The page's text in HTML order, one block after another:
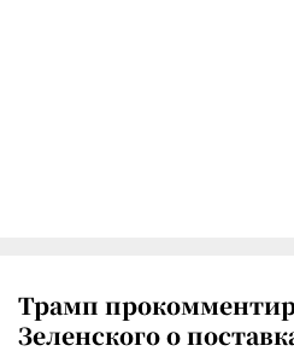
Трамп
Зеленского о